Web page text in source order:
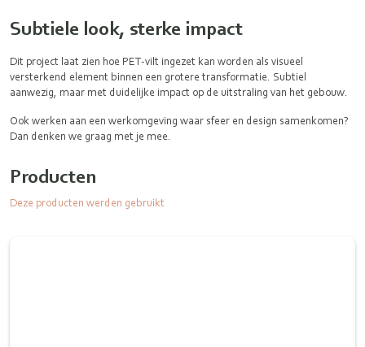
Subtiele look, sterke impact
Dit project laat zien hoe PET‑vilt ingezet kan worden als visueel
versterkend element binnen een grotere transformatie. Subtiel
aanwezig, maar met duidelijke impact op de uitstraling van het gebouw.
Ook werken aan een werkomgeving waar sfeer en design samenkomen?
Dan denken we graag met je mee.
Producten
Deze producten werden gebruikt